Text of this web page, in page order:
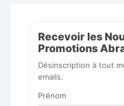
Recevoir les
Promotions
Désinscription à tout
emails.
Prénom